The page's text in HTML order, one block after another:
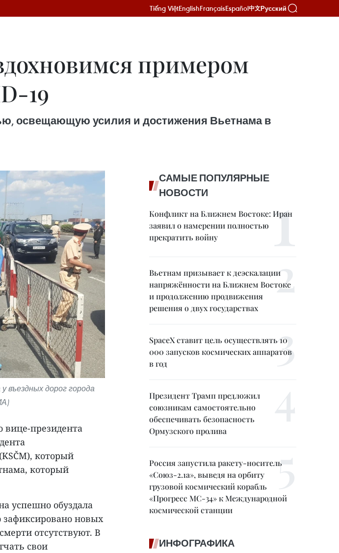
Tiếng ViệtEnglishFrançaisEspañol中文Русский
примером
19
освещающую усилия и достижения Вьетнама в
въездных дорог города
вице-президента
который
который
успешно обуздала
новых
отсутствуют. В
свои
САМЫЕ ПОПУЛЯРНЫЕ
НОВОСТИ
Конфликт на Ближнем Востоке: Иран
заявил о намерении полностью
прекратить войну
Вьетнам призывает к деэскалации
напряжённости на Ближнем Востоке
и продолжению продвижения
решения о двух государствах
SpaceX ставит цель осуществлять 10
000 запусков космических аппаратов
в год
Президент Трамп предложил
союзникам самостоятельно
обеспечивать безопасность
Ормузского пролива
Россия запустила ракету-носитель
«Союз-2.1а», выведя на орбиту
грузовой космический корабль
«Прогресс МС-34» к Международной
космической станции
ИНФОГРАФИКА